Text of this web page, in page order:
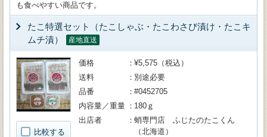
も食べやすい商品です。
たこ特選セット（たこしゃぶ・たこわさび漬け・たこキ
ムチ漬）
産地直送
比較する
価格
¥5,575（税込）
送料
別途必要
品番
#0452705
内容量／重量
180ｇ
出店者
蛸専門店 ふじたのたこくん
（北海道）